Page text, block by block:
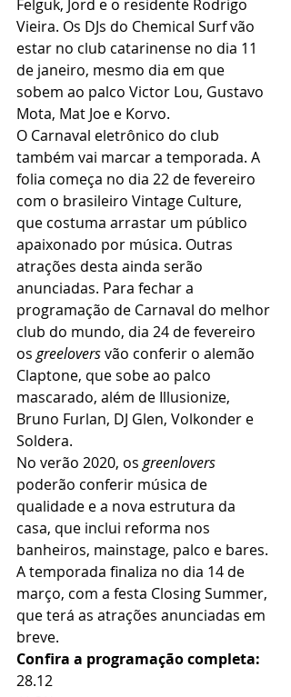
Felguk, Jord e o residente Rodrigo
Vieira. Os DJs do Chemical Surf vão
estar no club catarinense no dia 11
de janeiro, mesmo dia em que
sobem ao palco Victor Lou, Gustavo
Mota, Mat Joe e Korvo.
O Carnaval eletrônico do club
também vai marcar a temporada. A
folia começa no dia 22 de fevereiro
com o brasileiro Vintage Culture,
que costuma arrastar um público
apaixonado por música. Outras
atrações desta ainda serão
anunciadas. Para fechar a
programação de Carnaval do melhor
club do mundo, dia 24 de fevereiro
os greelovers vão conferir o alemão
Claptone, que sobe ao palco
mascarado, além de Illusionize,
Bruno Furlan, DJ Glen, Volkonder e
Soldera.
No verão 2020, os greenlovers
poderão conferir música de
qualidade e a nova estrutura da
casa, que inclui reforma nos
banheiros, mainstage, palco e bares.
A temporada finaliza no dia 14 de
março, com a festa Closing Summer,
que terá as atrações anunciadas em
breve.
Confira a programação completa:
28.12